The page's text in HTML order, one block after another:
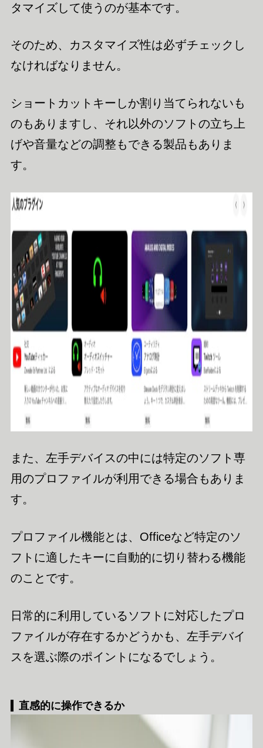
タマイズして使うのが基本です。
そのため、カスタマイズ性は必ずチェックし
なければなりません。
ショートカットキーしか割り当てられないも
のもありますし、それ以外のソフトの立ち上
げや音量などの調整もできる製品もありま
す。
また、左手デバイスの中には特定のソフト専
用のプロファイルが利用できる場合もありま
す。
プロファイル機能とは、Officeなど特定のソ
フトに適したキーに自動的に切り替わる機能
のことです。
日常的に利用しているソフトに対応したプロ
ファイルが存在するかどうかも、左手デバイ
スを選ぶ際のポイントになるでしょう。
直感的に操作できるか